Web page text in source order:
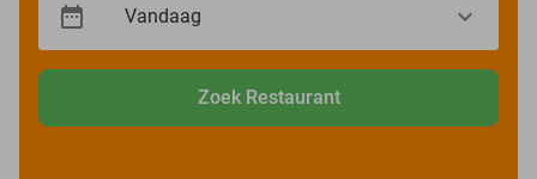
Zoek Restaurant